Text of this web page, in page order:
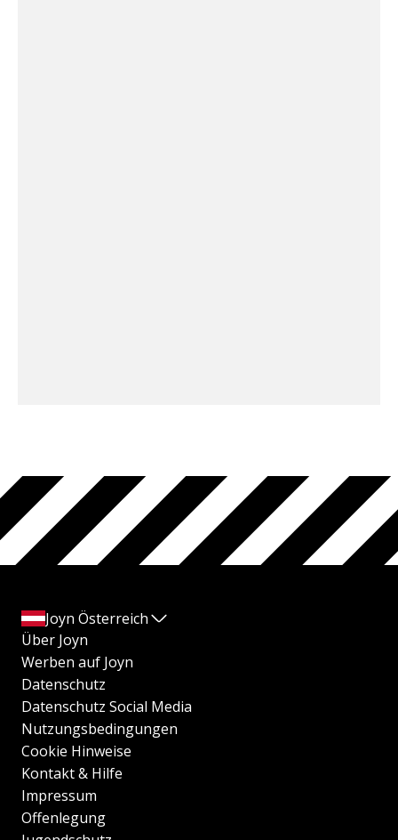
Joyn Österreich
Über Joyn
Werben auf Joyn
Datenschutz
Datenschutz Social Media
Nutzungsbedingungen
Cookie Hinweise
Kontakt & Hilfe
Impressum
Offenlegung